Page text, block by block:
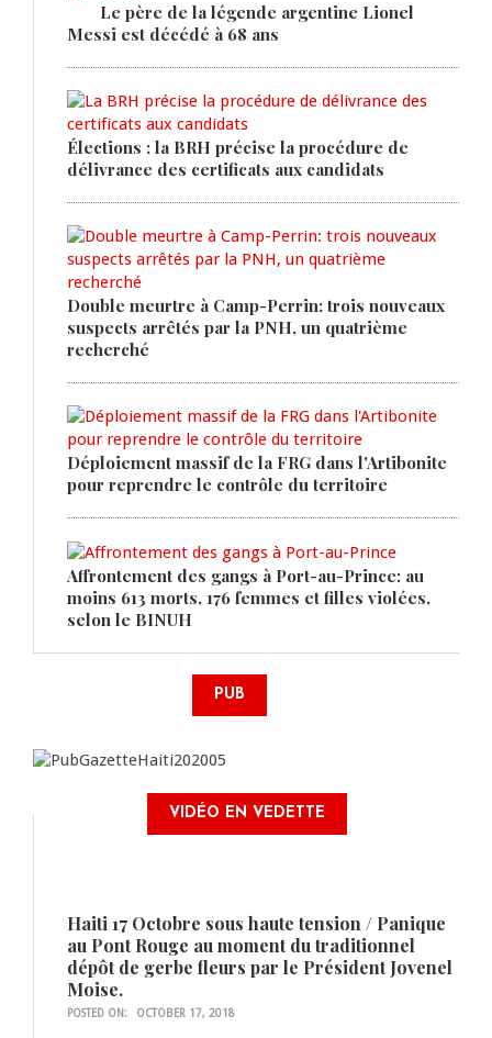
Le père de la légende argentine Lionel
Messi est décédé à 68 ans
Élections : la BRH précise la procédure de
délivrance des certificats aux candidats
Double meurtre à Camp-Perrin: trois nouveaux
suspects arrêtés par la PNH, un quatrième
recherché
Déploiement massif de la FRG dans l'Artibonite
pour reprendre le contrôle du territoire
Affrontement des gangs à Port-au-Prince: au
moins 613 morts, 176 femmes et filles violées,
selon le BINUH
PUB
VIDÉO EN VEDETTE
Haiti 17 Octobre sous haute tension / Panique
au Pont Rouge au moment du traditionnel
dépôt de gerbe fleurs par le Président Jovenel
Moise.
POSTED ON: OCTOBER 17, 2018